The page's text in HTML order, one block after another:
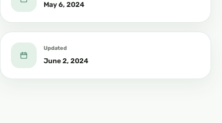
May 6, 2024
Updated
June 2, 2024